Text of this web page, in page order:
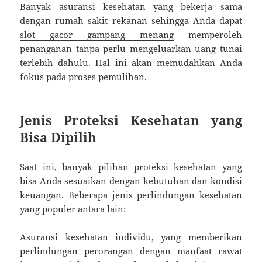
Banyak asuransi kesehatan yang bekerja sama
dengan rumah sakit rekanan sehingga Anda dapat
slot gacor gampang menangmemperoleh
penanganan tanpa perlu mengeluarkan uang tunai
terlebih dahulu. Hal ini akan memudahkan Anda
fokus pada proses pemulihan.
Jenis Proteksi Kesehatan yang
Bisa Dipilih
Saat ini, banyak pilihan proteksi kesehatan yang
bisa Anda sesuaikan dengan kebutuhan dan kondisi
keuangan. Beberapa jenis perlindungan kesehatan
yang populer antara lain:
Asuransi kesehatan individu, yang memberikan
perlindungan perorangan dengan manfaat rawat